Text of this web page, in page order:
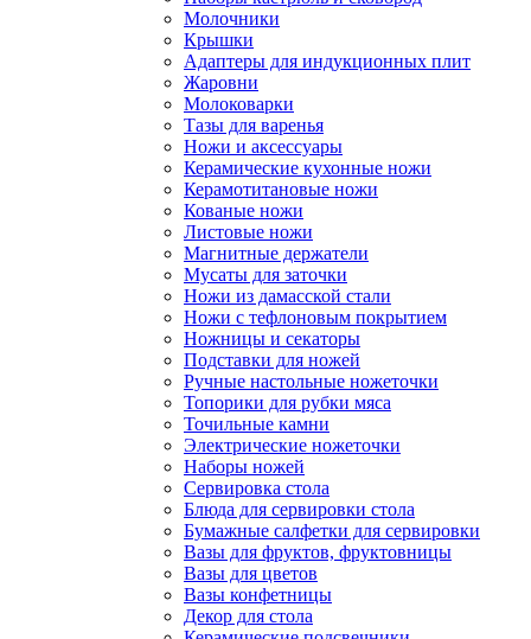
Молочники
Крышки
Адаптеры для индукционных плит
Жаровни
Молоковарки
Тазы для варенья
Ножи и аксессуары
Керамические кухонные ножи
Керамотитановые ножи
Кованые ножи
Листовые ножи
Магнитные держатели
Мусаты для заточки
Ножи из дамасской стали
Ножи с тефлоновым покрытием
Ножницы и секаторы
Подставки для ножей
Ручные настольные ножеточки
Топорики для рубки мяса
Точильные камни
Электрические ножеточки
Наборы ножей
Сервировка стола
Блюда для сервировки стола
Бумажные салфетки для сервировки
Вазы для фруктов, фруктовницы
Вазы для цветов
Вазы конфетницы
Декор для стола